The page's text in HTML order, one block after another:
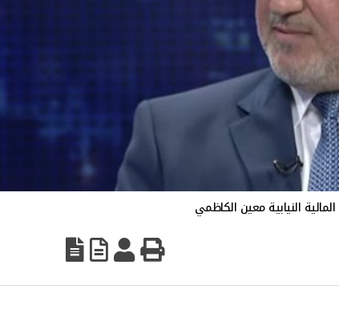
النيابية معين الكاظمي